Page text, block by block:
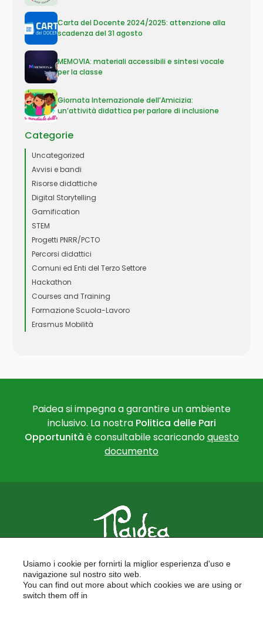
Carta del Docente 2024/2025: attenzione alla
scadenza del 31 agosto
MEMOVIA: materiali accessibili e sintesi vocale
per la classe
Giornata Internazionale dell’Amicizia:
un’attività didattica per parlare di inclusione
Categorie
Uncategorized
Avvisi e bandi
Risorse didattiche
Digital Storytelling
Gamification
STEM
Progetti PNRR/PCTO
Percorsi didattici
Comuni ed Enti del Terzo Settore
Hackathon
Courses and Training
Formazione Scuola-Lavoro
Erasmus Mobilità
Paidea si impegna a garantire un ambiente
inclusivo. La nostra Politica delle Pari
Opportunità è consultabile scaricandoquesto
documento
FORMAZIONE PER LE SCUOLE
FORMAZIONE PROFESSIONALE
PROGETTI EUROPEI
Usiamo i cookie per fornirti la miglior esperienza d'uso e
navigazione sul nostro sito web.
You can find out more about which cookies we are using or
switch them off in